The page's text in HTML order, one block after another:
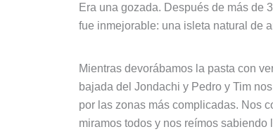
Era una gozada. Después de más de
fue inmejorable: una isleta natural de
Mientras devorábamos la pasta con
bajada del Jondachi y Pedro y Tim
por las zonas más complicadas. Nos
miramos todos y nos reímos